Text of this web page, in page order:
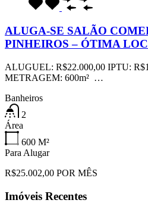
ALUGA-SE SALÃO
PINHEIROS – ÓTIMA
ALUGUEL: R$22.000,00 IPTU:
METRAGEM: 600m² …
Banheiros
2
Área
600 M²
Para Alugar
R$25.002,00 POR MÊS
Imóveis Recentes